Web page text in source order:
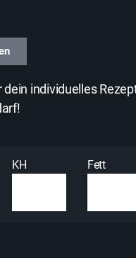
dein individuelles
KH Fett